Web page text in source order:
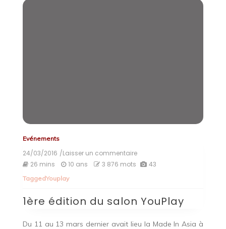
Evénements
24/03/2016 /Laisser un commentaireon
1ère
YouPlay
26 mins 10 ans 3 876 mots 43
TaggedYouplay
1ère édition du salon YouPlay
Du 11 au 13 mars dernier avait lieu la Made In Asia à